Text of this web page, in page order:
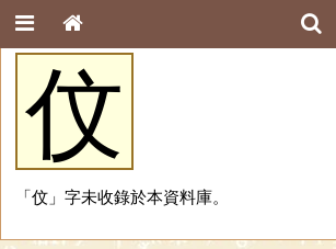
伩
「伩」字未收錄於本資料庫。